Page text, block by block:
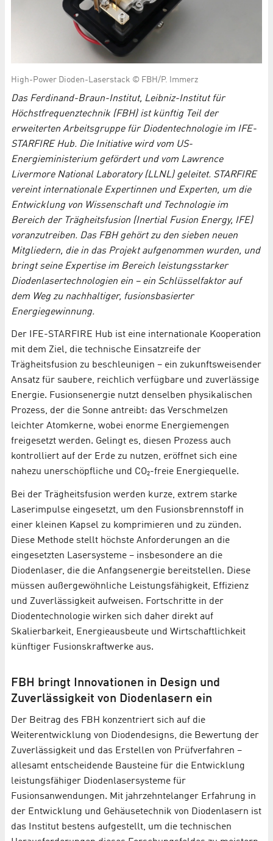
High-Power Dioden-Laserstack © FBH/P. Immerz
Das Ferdinand-Braun-Institut, Leibniz-Institut für
Höchstfrequenztechnik (FBH) ist künftig Teil der
erweiterten Arbeitsgruppe für Diodentechnologie im IFE-
STARFIRE Hub. Die Initiative wird vom US-
Energieministerium gefördert und vom Lawrence
Livermore National Laboratory (LLNL) geleitet. STARFIRE
vereint internationale Expertinnen und Experten, um die
Entwicklung von Wissenschaft und Technologie im
Bereich der Trägheitsfusion (Inertial Fusion Energy, IFE)
voranzutreiben. Das FBH gehört zu den sieben neuen
Mitgliedern, die in das Projekt aufgenommen wurden, und
bringt seine Expertise im Bereich leistungsstarker
Diodenlasertechnologien ein – ein Schlüsselfaktor auf
dem Weg zu nachhaltiger, fusionsbasierter
Energiegewinnung.
Der IFE-STARFIRE Hub ist eine internationale Kooperation
mit dem Ziel, die technische Einsatzreife der
Trägheitsfusion zu beschleunigen – ein zukunftsweisender
Ansatz für saubere, reichlich verfügbare und zuverlässige
Energie. Fusionsenergie nutzt denselben physikalischen
Prozess, der die Sonne antreibt: das Verschmelzen
leichter Atomkerne, wobei enorme Energiemengen
freigesetzt werden. Gelingt es, diesen Prozess auch
kontrolliert auf der Erde zu nutzen, eröffnet sich eine
nahezu unerschöpfliche und CO₂-freie Energiequelle.
Bei der Trägheitsfusion werden kurze, extrem starke
Laserimpulse eingesetzt, um den Fusionsbrennstoff in
einer kleinen Kapsel zu komprimieren und zu zünden.
Diese Methode stellt höchste Anforderungen an die
eingesetzten Lasersysteme – insbesondere an die
Diodenlaser, die die Anfangsenergie bereitstellen. Diese
müssen außergewöhnliche Leistungsfähigkeit, Effizienz
und Zuverlässigkeit aufweisen. Fortschritte in der
Diodentechnologie wirken sich daher direkt auf
Skalierbarkeit, Energieausbeute und Wirtschaftlichkeit
künftiger Fusionskraftwerke aus.
FBH bringt Innovationen in Design und
Zuverlässigkeit von Diodenlasern ein
Der Beitrag des FBH konzentriert sich auf die
Weiterentwicklung von Diodendesigns, die Bewertung der
Zuverlässigkeit und das Erstellen von Prüfverfahren –
allesamt entscheidende Bausteine für die Entwicklung
leistungsfähiger Diodenlasersysteme für
Fusionsanwendungen. Mit jahrzehntelanger Erfahrung in
der Entwicklung und Gehäusetechnik von Diodenlasern ist
das Institut bestens aufgestellt, um die technischen